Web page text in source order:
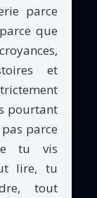
parce
que
et
pourtant
parce
tu vis
lire, tu
tout